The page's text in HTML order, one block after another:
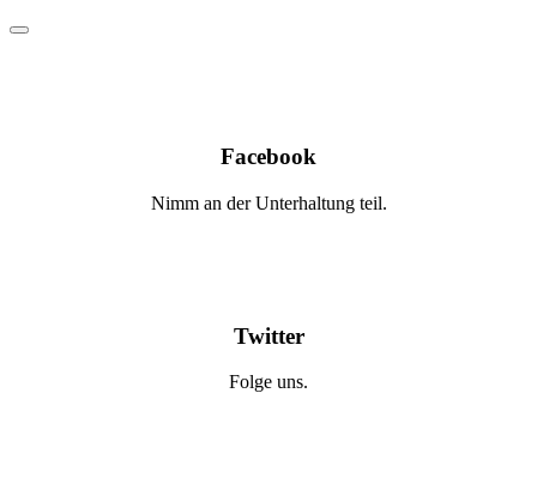
Facebook
Nimm an der Unterhaltung teil.
Twitter
Folge uns.